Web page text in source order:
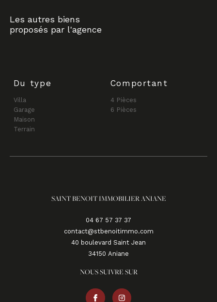
Les autres biens
proposés par l'agence
Du type
Villa
Garage
Maison
Terrain
Comportant
4 Pièces
6 Pièces
SAINT BENOIT IMMOBILIER ANIANE
04 67 57 37 37
contact@stbenoitimmo.com
40 boulevard Saint Jean
34150
aniane
NOUS SUIVRE SUR